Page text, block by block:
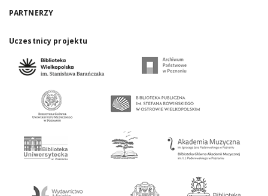
PARTNERZY
Uczestnicy projektu